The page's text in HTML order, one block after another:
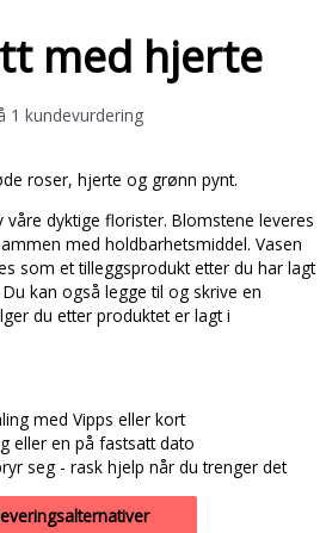
med hjerte
1 kundevurdering
roser, hjerte og grønn pynt.
våre dyktige florister. Blomstene leveres
med holdbarhetsmiddel. Vasen
som et tilleggsprodukt etter du har lagt
kan også legge til og skrive en
du etter produktet er lagt i
med Vipps eller kort
eller en på fastsatt dato
seg - rask hjelp når du trenger det